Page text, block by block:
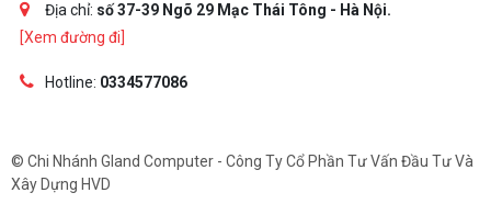
Địa chỉ: số 37-39 Ngõ 29 Mạc Thái Tông - Hà Nội.
[Xem đường đi]
Hotline: 0334577086
© Chi Nhánh Gland Computer - Công Ty Cổ Phần Tư Vấn Đầu Tư Và
Xây Dựng HVD